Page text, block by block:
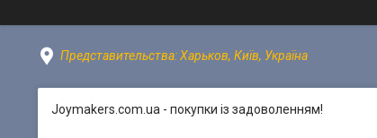
Представительства: Харьков, Київ, Україна
Joymakers.com.ua - покупки із задоволенням!